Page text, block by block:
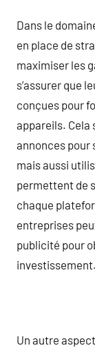
Dans le
en place de
maximiser les
s’assurer que
conçues pour
appareils. Cela
annonces pour
mais aussi
permettent de
chaque
entreprises
publicité pour
investissement.
Un autre